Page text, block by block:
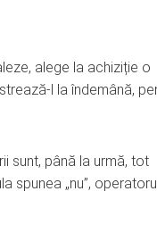
alege la achiziție o
l la îndemână,
sunt, până la urmă, tot
spunea „nu”,